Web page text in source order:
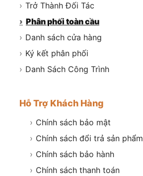
› Trở Thành Đối Tác
› Phân phối toàn cầu
› Danh sách cửa hàng
› Ký kết phân phối
› Danh Sách Công Trình
Hỗ Trợ Khách Hàng
› Chính sách bảo mật
› Chính sách đổi trả sản phẩm
› Chính sách bảo hành
› Chính sách thanh toán